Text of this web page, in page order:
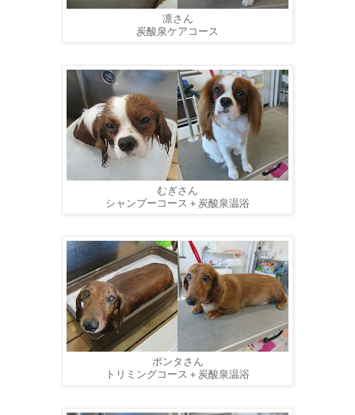
凛さん
炭酸泉ケアコース
むぎさん
シャンプーコース＋炭酸泉温浴
ポンタさん
トリミングコース＋炭酸泉温浴